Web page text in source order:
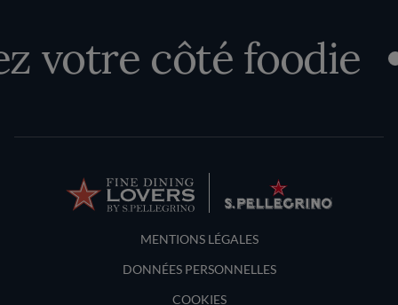
votre côté foodie
Terms and Conditions
MENTIONS LÉGALES
DONNÉES PERSONNELLES
COOKIES